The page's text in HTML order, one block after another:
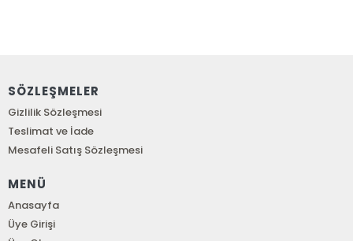
SÖZLEŞMELER
Gizlilik Sözleşmesi
Teslimat ve İade
Mesafeli Satış Sözleşmesi
MENÜ
Anasayfa
Üye Girişi